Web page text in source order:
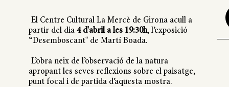
El Centre Cultural La Mercè de Girona acull a
partir del dia 4 d'abril a les 19:30h, l’exposició
“Desemboscant" de Martí Boada.
L’obra neix de l’observació de la natura
apropant les seves reflexions sobre el paisatge,
punt focal i de partida d’aquesta mostra.